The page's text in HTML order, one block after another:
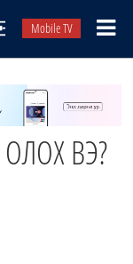
Mobile TV
ОЛОХ ВЭ?